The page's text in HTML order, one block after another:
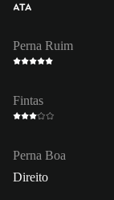
ATA
Perna Ruim
Fintas
Perna Boa
Direito